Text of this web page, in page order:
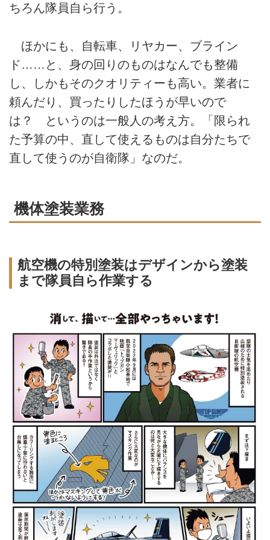
ちろん隊員自ら行う。
ほかにも、自転車、リヤカー、ブライン
ド……と、身の回りのものはなんでも整備
し、しかもそのクオリティーも高い。業者に
頼んだり、買ったりしたほうが早いので
は？ というのは一般人の考え方。「限られ
た予算の中、直して使えるものは自分たちで
直して使うのが自衛隊」なのだ。
機体塗装業務
航空機の特別塗装はデザインから塗装
まで隊員自ら作業する